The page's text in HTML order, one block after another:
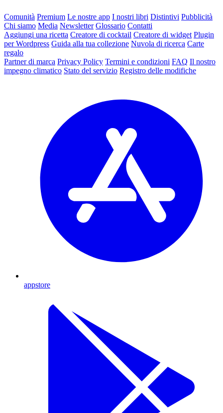
Comunità Premium Le nostre app I nostri libri Distintivi Pubblicità
Chi siamo Media Newsletter Glossario Contatti
Aggiungi una ricetta Creatore di cocktail Creatore di widget Plugin
per Wordpress Guida alla tua collezione Nuvola di ricerca Carte
regalo
Partner di marca Privacy Policy Termini e condizioni FAQ Il nostro
impegno climatico Stato del servizio Registro delle modifiche
appstore